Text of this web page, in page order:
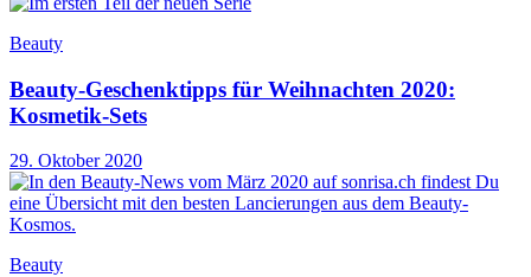
Beauty
Beauty-Geschenktipps für Weihnachten 2020:
Kosmetik-Sets
29. Oktober 2020
Beauty